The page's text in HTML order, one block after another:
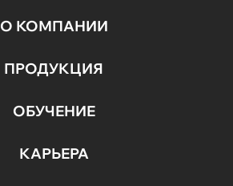
О КОМПАНИИ
ПРОДУКЦИЯ
ОБУЧЕНИЕ
КАРЬЕРА